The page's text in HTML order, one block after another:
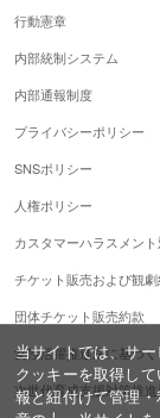
行動憲章
内部統制システム
内部通報制度
プライバシーポリシー
SNSポリシー
人権ポリシー
カスタマーハラスメン
チケット販売および観劇
団体チケット販売約款
女性活躍推進法に基づ
次世代育成支援対策推
当サイトでは、サ
クッキーを取得し
報と紐付けて管理